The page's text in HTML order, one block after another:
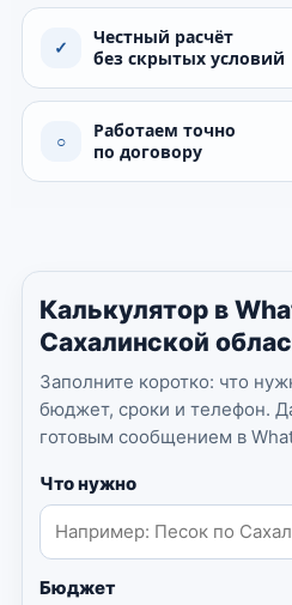
✓
Честный расчёт
без скрытых условий
○
Работаем точно
по договору
Калькулятор в
Сахалинской
Заполните коротко: что
бюджет, сроки и телефон.
готовым сообщением в
Что нужно
Бюджет